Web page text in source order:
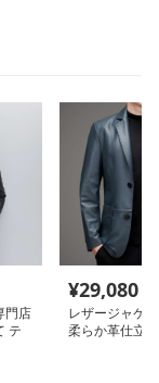
門店
テ
¥29,080
レザージャケ
柔らか革仕立